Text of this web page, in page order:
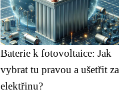
Baterie k fotovoltaice: Jak
vybrat tu pravou a ušetřit za
elektřinu?